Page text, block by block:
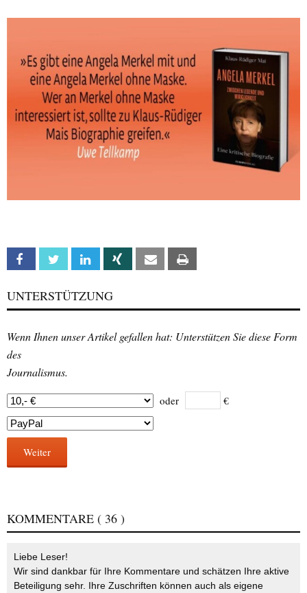
Facebook Twitter Linkedin Xing Email
UNTERSTÜTZUNG
Wenn Ihnen unser Artikel gefallen hat: Unterstützen Sie diese Form
des
Journalismus.
oder €
Weiter
KOMMENTARE ( 36 )
Liebe Leser!
Wir sind dankbar für Ihre Kommentare und schätzen Ihre aktive
Beteiligung sehr. Ihre Zuschriften können auch als eigene